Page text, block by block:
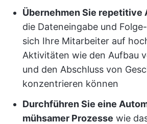
Übernehmen Sie repetitive
die Dateneingabe und
sich Ihre Mitarbeiter auf
Aktivitäten wie den Aufbau
und den Abschluss von
konzentrieren können
Durchführen Sie eine
mühsamer Prozesse wie